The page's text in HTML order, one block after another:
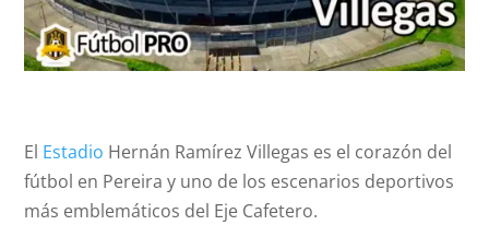
El Estadio Hernán Ramírez Villegas es el corazón del
fútbol en Pereira y uno de los escenarios deportivos
más emblemáticos del Eje Cafetero.